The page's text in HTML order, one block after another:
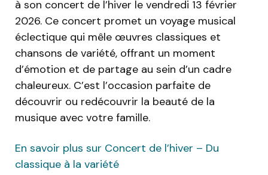
à son concert de l’hiver le vendredi 13 février
2026. Ce concert promet un voyage musical
éclectique qui mêle œuvres classiques et
chansons de variété, offrant un moment
d’émotion et de partage au sein d’un cadre
chaleureux. C’est l’occasion parfaite de
découvrir ou redécouvrir la beauté de la
musique avec votre famille.
En savoir plus sur Concert de l’hiver – Du
classique à la variété